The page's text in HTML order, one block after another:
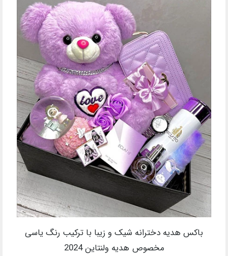
باکس هدیه دخترانه شیک و زیبا با ترکیب رنگ یاسی
مخصوص هدیه ولنتاین 2024